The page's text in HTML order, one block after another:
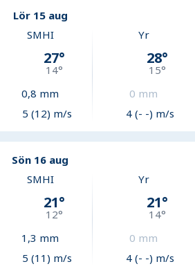
Lör 15 aug
SMHI
27°
14°
0,8 mm
5 (12) m/s
Yr
28°
15°
0 mm
4 (- -) m/s
Sön 16 aug
SMHI
21°
12°
1,3 mm
5 (11) m/s
Yr
21°
14°
0 mm
4 (- -) m/s